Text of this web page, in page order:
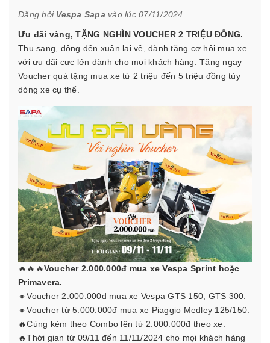
Đăng bởi Vespa Sapa vào lúc 07/11/2024
Ưu đãi vàng, TẶNG NGHÌN VOUCHER 2 TRIỆU ĐỒNG.
Thu sang, đông đến xuân lại về, dành tặng cơ hội mua xe
với ưu đãi cực lớn dành cho mọi khách hàng. Tặng ngay
Voucher quà tặng mua xe từ 2 triệu đến 5 triệu đồng tùy
dòng xe cụ thể.
🔥🔥🔥Voucher 2.000.000đ mua xe Vespa Sprint hoặc
Primavera.
🔸Voucher 2.000.000đ mua xe Vespa GTS 150, GTS 300.
🔸Voucher từ 5.000.000đ mua xe Piaggio Medley 125/150.
🔥Cùng kèm theo Combo lên từ 2.000.000đ theo xe.
🔥Thời gian từ 09/11 đến 11/11/2024 cho mọi khách hàng